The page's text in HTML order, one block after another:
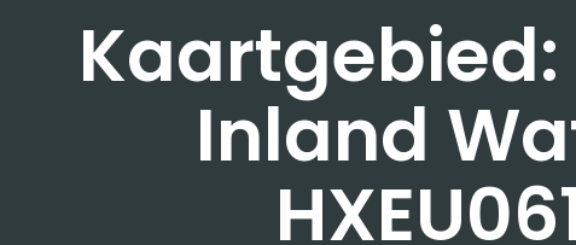
Kaartgebied:
Inland